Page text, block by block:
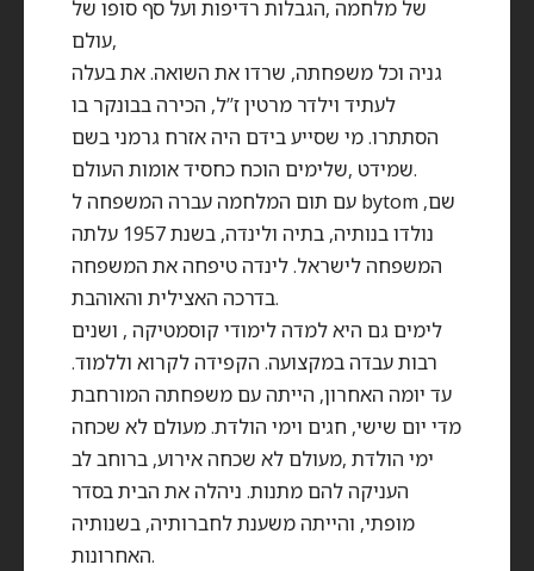
של מלחמה ,הגבלות רדיפות ועל סף סופו של
עולם,
גניה וכל משפחתה, שרדו את השואה. את בעלה
לעתיד וילדר מרטין ז”ל, הכירה בבונקר בו
הסתתרו. מי שסייע בידם היה אזרח גרמני בשם
שמידט ,שלימים הוכח כחסיד אומות העולם.
עם תום המלחמה עברה המשפחה ל bytom ,שם
נולדו בנותיה, בתיה ולינדה, בשנת 1957 עלתה
המשפחה לישראל. לינדה טיפחה את המשפחה
בדרכה האצילית והאוהבת.
לימים גם היא למדה לימודי קוסמטיקה , ושנים
רבות עבדה במקצועה. הקפידה לקרוא וללמוד.
עד יומה האחרון, הייתה עם משפחתה המורחבת
מדי יום שישי, חגים וימי הולדת. מעולם לא שכחה
ימי הולדת ,מעולם לא שכחה אירוע, ברוחב לב
העניקה להם מתנות. ניהלה את הבית בסדר
מופתי, והייתה משענת לחברותיה, בשנותיה
האחרונות.